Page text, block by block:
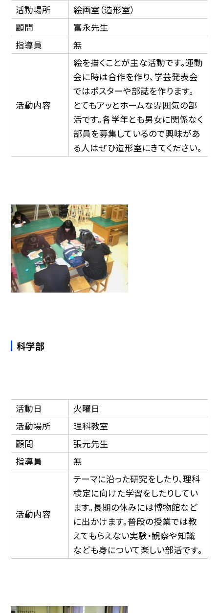
活動場所
絵画室（造形室）
顧問
富永先生
指導員
無
活動内容
絵を描くことが主な活動です。運動
会に時は合作を作り、学芸発表会
ではポスターや部誌を作ります。
とてもアッとホームな雰囲気の部
活です。各学年とも男女に関係なく
部員を募集しているので興味があ
る人はぜひ造形室にきてください。
科学部
活動日
火曜日
活動場所
理科教室
顧問
張元先生
指導員
無
活動内容
テーマに沿った研究をしたり、理科
検定に向けた学習をしたりしてい
ます。長期の休みには博物館など
に出かけます。普段の授業では教
えてもらえない実験・観察や知識
なども身について楽しい部活です。